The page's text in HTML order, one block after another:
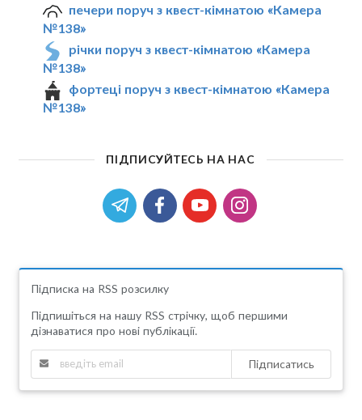
печери поруч з квест-кімнатою «Камера
№138»
річки поруч з квест-кімнатою «Камера
№138»
фортеці поруч з квест-кімнатою «Камера
№138»
ПІДПИСУЙТЕСЬ НА НАС
Підписка на RSS розсилку
Підпишіться на нашу RSS стрічку, щоб першими
дізнаватися про нові публікації.
Підписатись